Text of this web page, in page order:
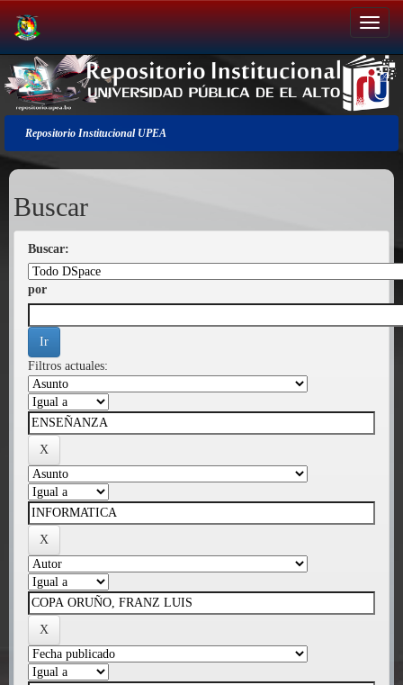
Salir
de
la
navegación
Repositorio Institucional UPEA
Buscar
Buscar:
por
Filtros actuales: